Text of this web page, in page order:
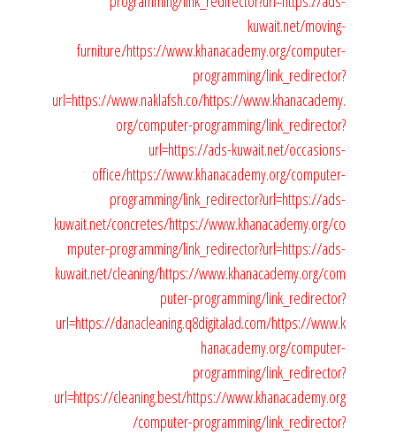
kuwait.net/moving-
furniture/https://www.khanacademy.org/computer-
programming/link_redirector?
url=https://www.naklafsh.co/https://www.khanacademy.
org/computer-programming/link_redirector?
url=https://ads-kuwait.net/occasions-
office/https://www.khanacademy.org/computer-
programming/link_redirector?url=https://ads-
kuwait.net/concretes/https://www.khanacademy.org/co
mputer-programming/link_redirector?url=https://ads-
kuwait.net/cleaning/https://www.khanacademy.org/com
puter-programming/link_redirector?
url=https://danacleaning.q8digitalad.com/https://www.k
hanacademy.org/computer-
programming/link_redirector?
url=https://cleaning.best/https://www.khanacademy.org
/computer-programming/link_redirector?